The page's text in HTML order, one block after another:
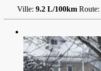
Ville: 9.2 L/100km Route: